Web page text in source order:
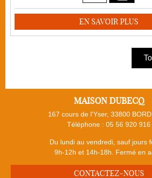
EN SAVOIR PLUS
MAISON DUBECQ
167 cours de l'Yser, 33800
Téléphone : 05 56 920 916
Du lundi au vendredi, sauf jours
9h-12h et 14h-18h. Fermé en
CONTACTEZ-NOUS